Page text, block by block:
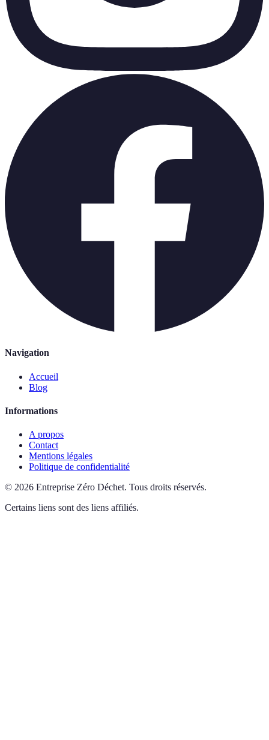
Navigation
Accueil
Blog
Informations
A propos
Contact
Mentions légales
Politique de confidentialité
© 2026 Entreprise Zéro Déchet. Tous droits réservés.
Certains liens sont des liens affiliés.